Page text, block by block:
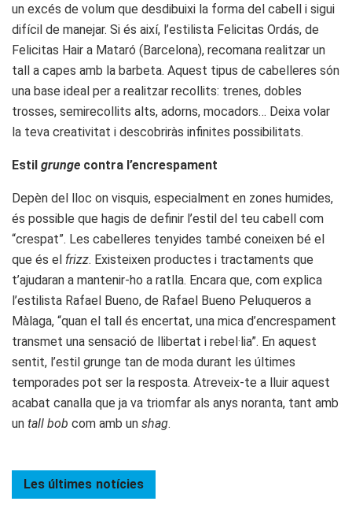
un excés de volum que desdibuixi la forma del cabell i sigui
difícil de manejar. Si és així, l’estilista Felicitas Ordás, de
Felicitas Hair a Mataró (Barcelona), recomana realitzar un
tall a capes amb la barbeta. Aquest tipus de cabelleres són
una base ideal per a realitzar recollits: trenes, dobles
trosses, semirecollits alts, adorns, mocadors… Deixa volar
la teva creativitat i descobriràs infinites possibilitats.
Estil grunge contra l’encrespament
Depèn del lloc on visquis, especialment en zones humides,
és possible que hagis de definir l’estil del teu cabell com
“crespat”. Les cabelleres tenyides també coneixen bé el
que és el frizz. Existeixen productes i tractaments que
t’ajudaran a mantenir-ho a ratlla. Encara que, com explica
l’estilista Rafael Bueno, de Rafael Bueno Peluqueros a
Màlaga, “quan el tall és encertat, una mica d’encrespament
transmet una sensació de llibertat i rebel·lia”. En aquest
sentit, l’estil grunge tan de moda durant les últimes
temporades pot ser la resposta. Atreveix-te a lluir aquest
acabat canalla que ja va triomfar als anys noranta, tant amb
un tall bob com amb un shag.
Les últimes notícies